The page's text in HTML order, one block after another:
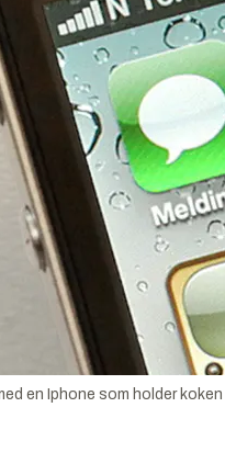
en Iphone som holder koken